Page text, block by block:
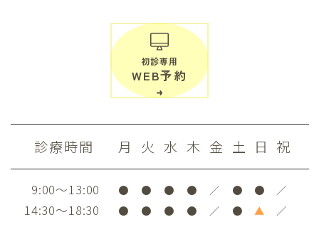
初診専用
WEB予約
診療時間 月 火 水 木 金 土 日 祝
9:00～13:00 ● ● ● ● ／ ● ● ／
14:30～18:30 ● ● ● ● ／ ● ▲ ／